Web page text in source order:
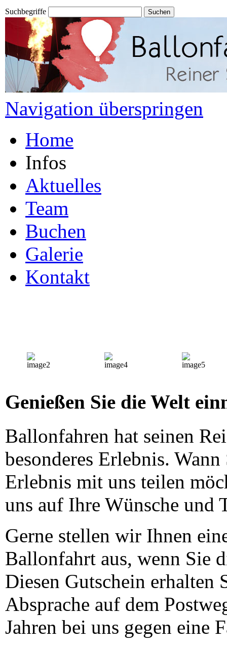
Suchbegriffe
Navigation überspringen
Home
Infos
Aktuelles
Team
Buchen
Galerie
Kontakt
Genießen Sie die Welt
Ballonfahren hat seinen
besonderes Erlebnis.
Erlebnis mit uns teilen
uns auf Ihre Wünsche und
Gerne stellen wir Ihnen
Ballonfahrt aus, wenn Sie
Diesen Gutschein erhalten
Absprache auf dem
Jahren bei uns gegen eine